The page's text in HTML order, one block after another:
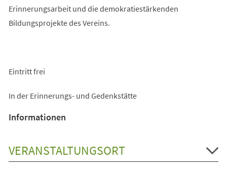
Erinnerungsarbeit und die demokratiestärkenden
Bildungsprojekte des Vereins.
Eintritt frei
In der Erinnerungs- und Gedenkstätte
Informationen
VERANSTALTUNGSORT